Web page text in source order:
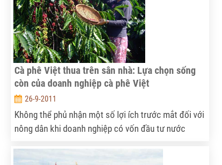
Cà phê Việt thua trên sân nhà: Lựa chọn sống
còn của doanh nghiệp cà phê Việt
26-9-2011
Không thể phủ nhận một số lợi ích trước mắt đối với
nông dân khi doanh nghiệp có vốn đầu tư nước
những lo ngại về lâu dài là hoàn toàn có cơ sở.